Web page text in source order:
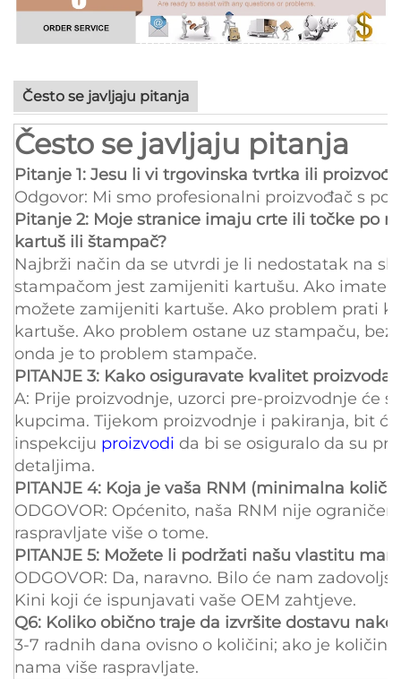
Često se javljaju pitanja
Često se javljaju pitanja
Pitanje 1: Jesu li vi trgovinska tvrtka ili
Odgovor: Mi smo profesionalni proizvođač s
Pitanje 2: Moje stranice imaju crte ili točke po
kartuš ili štampač?
Najbrži način da se utvrdi je li nedostatak na
stampačom jest zamijeniti kartušu. Ako imate
možete zamijeniti kartuše. Ako problem prati
kartuše. Ako problem ostane uz stampaču,
onda je to problem stampače.
PITANJE 3: Kako osiguravate kvalitet proizvoda?
A: Prije proizvodnje, uzorci pre-proizvodnje će
kupcima. Tijekom proizvodnje i pakiranja, bit
inspekciju proizvodi da bi se osiguralo da su
detaljima.
PITANJE 4: Koja je vaša RNM (minimalna
ODGOVOR: Općenito, naša RNM nije
raspravljate više o tome.
PITANJE 5: Možete li podržati našu vlastitu
ODGOVOR: Da, naravno. Bilo će nam
Kini koji će ispunjavati vaše OEM zahtjeve.
Q6: Koliko obično traje da izvršite dostavu
3-7 radnih dana ovisno o količini; ako je
nama više raspravljate.